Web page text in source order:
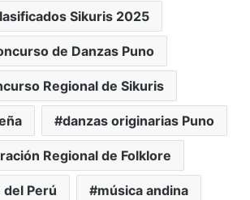
Sikuris 2025
de Danzas Puno
Regional de Sikuris
danzas originarias Puno
Regional de Folklore
Perú música andina